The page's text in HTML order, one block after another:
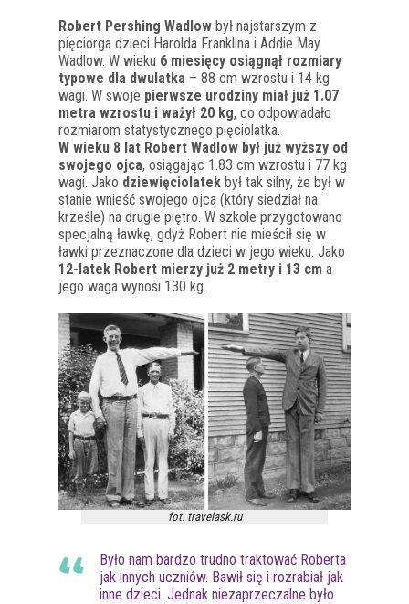
Robert Pershing Wadlow był najstarszym z
pięciorga dzieci Harolda Franklina i Addie May
Wadlow. W wieku 6 miesięcy osiągnął rozmiary
typowe dla dwulatka – 88 cm wzrostu i 14 kg
wagi. W swoje pierwsze urodziny miał już 1.07
metra wzrostu i ważył 20 kg, co odpowiadało
rozmiarom statystycznego pięciolatka.
W wieku 8 lat Robert Wadlow był już wyższy od
swojego ojca, osiągając 1.83 cm wzrostu i 77 kg
wagi. Jako dziewięciolatek był tak silny, że był w
stanie wnieść swojego ojca (który siedział na
krześle) na drugie piętro. W szkole przygotowano
specjalną ławkę, gdyż Robert nie mieścił się w
ławki przeznaczone dla dzieci w jego wieku. Jako
12-latek Robert mierzy już 2 metry i 13 cm a
jego waga wynosi 130 kg.
fot. travelask.ru
Było nam bardzo trudno traktować Roberta
jak innych uczniów. Bawił się i rozrabiał jak
inne dzieci. Jednak niezaprzeczalne było